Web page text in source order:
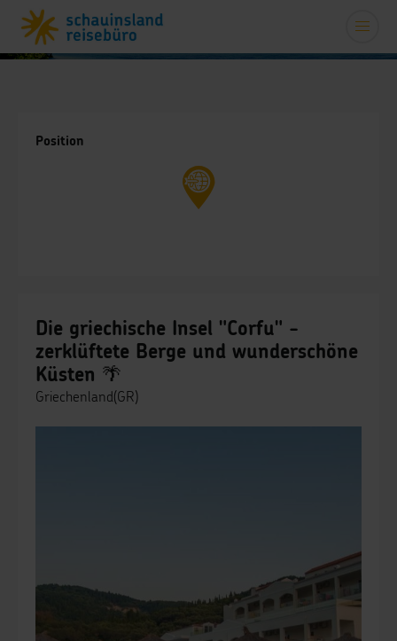
Position
Die griechische Insel "Corfu" -
zerklüftete Berge und wunderschöne
Küsten 🌴
Griechenland(GR)